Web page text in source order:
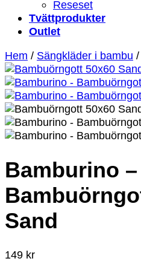
Reseset
Tvättprodukter
Outlet
Hem / Sängkläder i bambu /
Bamburino –
Sand
149 kr